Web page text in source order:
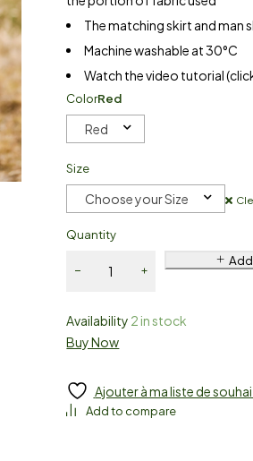
The matching skirt and man
Machine washable at 30°C
Watch the video tutorial
ColorRed
Red
Size
Choose your Size
Quantity
Availability 2 in stock
Buy Now
Ajouter à ma liste de